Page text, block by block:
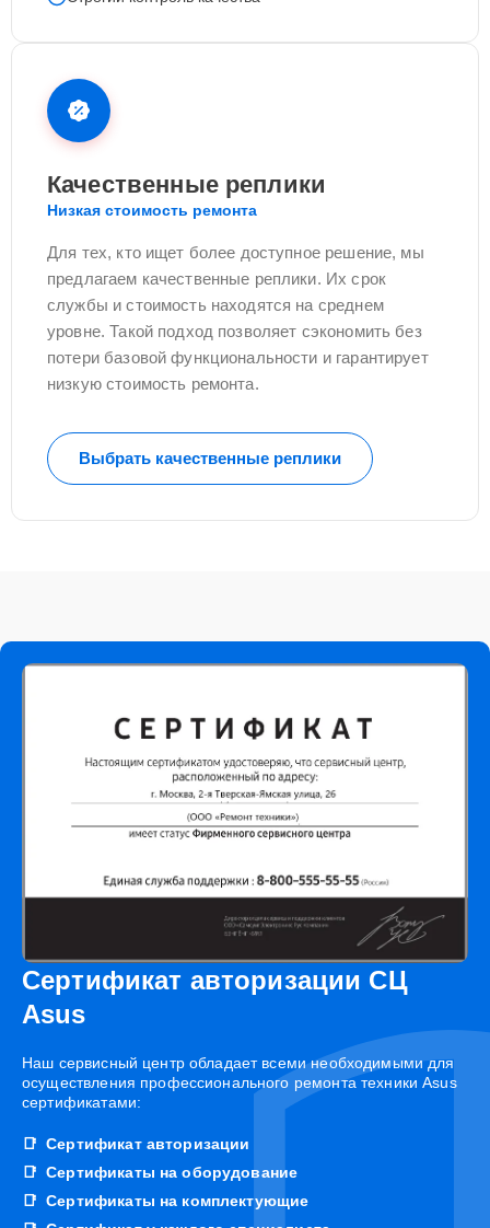
Качественные реплики
Низкая стоимость ремонта
Для тех, кто ищет более доступное решение, мы
предлагаем качественные реплики. Их срок
службы и стоимость находятся на среднем
уровне. Такой подход позволяет сэкономить без
потери базовой функциональности и гарантирует
низкую стоимость ремонта.
Выбрать качественные реплики
Сертификат авторизации СЦ
Asus
Наш сервисный центр обладает всеми необходимыми для
осуществления профессионального ремонта техники Asus
сертификатами:
Сертификат авторизации
Сертификаты на оборудование
Сертификаты на комплектующие